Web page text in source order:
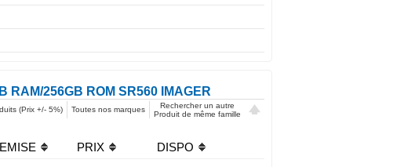
RAM/256GB ROM SR560 IMAGER
(Prix +/- 5%) Toutes nos marques
Rechercher un autre
Produit de même famille
PRIX DISPO